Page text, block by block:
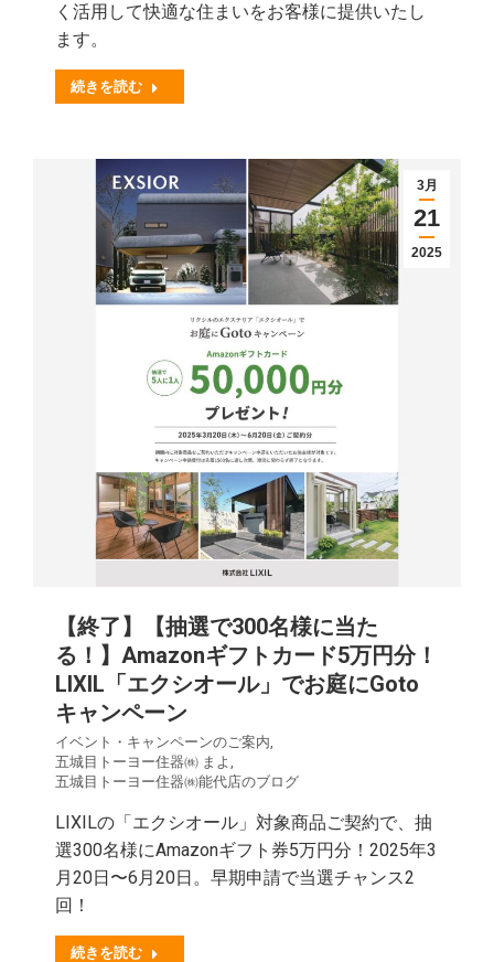
く活用して快適な住まいをお客様に提供いたし
ます。
続きを読む
3月
21
2025
【終了】【抽選で300名様に当た
る！】Amazonギフトカード5万円分！
LIXIL「エクシオール」でお庭にGoto
キャンペーン
イベント・キャンペーンのご案内
五城目トーヨー住器㈱ まよ
五城目トーヨー住器㈱能代店のブログ
LIXILの「エクシオール」対象商品ご契約で、抽
選300名様にAmazonギフト券5万円分！2025年3
月20日〜6月20日。早期申請で当選チャンス2
回！
続きを読む